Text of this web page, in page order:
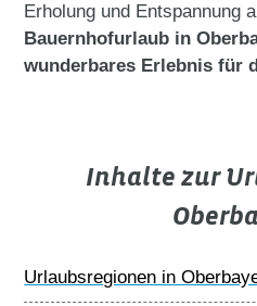
Erholung und Entspannung
Bauernhofurlaub in
wunderbares Erlebnis für
Inhalte zur
Urlaubsregionen in